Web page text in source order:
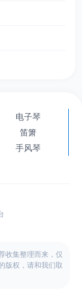
电子琴
笛箫
手风琴
收集整理而来，仅
版权，请和我们取